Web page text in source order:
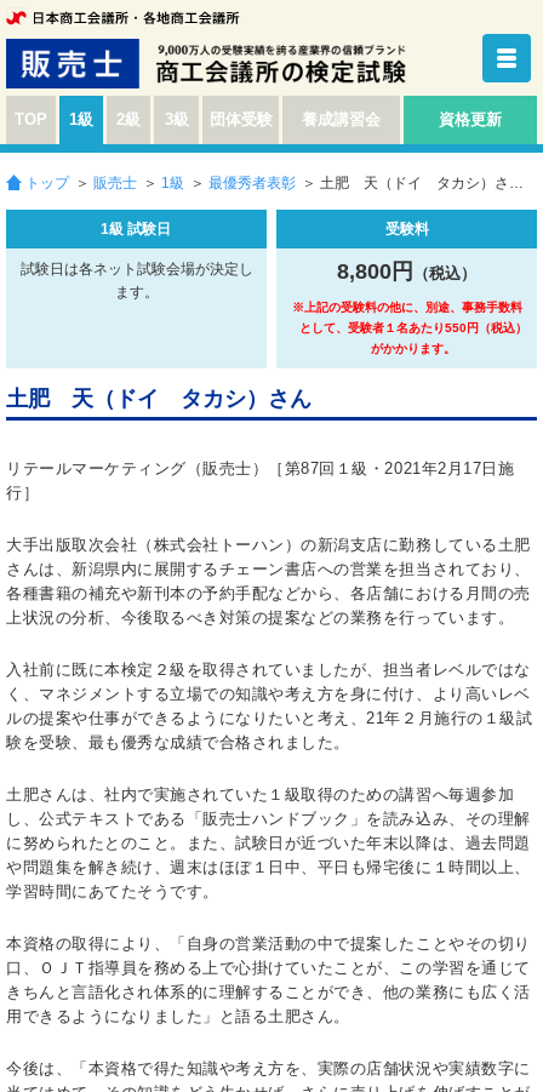
TOP 1級 2級 3級 団体受験 養成講習会 資格更新
トップ ＞ 販売士 ＞ 1級 ＞ 最優秀者表彰 ＞ 土肥 天（ドイ タカシ）さん
1級 試験日
試験日は各ネット試験会場が決定し
ます。
受験料
8,800円 （税込）
※上記の受験料の他に、別途、事務手数料
として、受験者１名あたり550円（税込）
がかかります。
土肥 天（ドイ タカシ）さん
リテールマーケティング（販売士）［第87回１級・2021年2月17日施
行］
大手出版取次会社（株式会社トーハン）の新潟支店に勤務している土肥
さんは、新潟県内に展開するチェーン書店への営業を担当されており、
各種書籍の補充や新刊本の予約手配などから、各店舗における月間の売
上状況の分析、今後取るべき対策の提案などの業務を行っています。
入社前に既に本検定２級を取得されていましたが、担当者レベルではな
く、マネジメントする立場での知識や考え方を身に付け、より高いレベ
ルの提案や仕事ができるようになりたいと考え、21年２月施行の１級試
験を受験、最も優秀な成績で合格されました。
土肥さんは、社内で実施されていた１級取得のための講習へ毎週参加
し、公式テキストである「販売士ハンドブック」を読み込み、その理解
に努められたとのこと。また、試験日が近づいた年末以降は、過去問題
や問題集を解き続け、週末はほぼ１日中、平日も帰宅後に１時間以上、
学習時間にあてたそうです。
本資格の取得により、「自身の営業活動の中で提案したことやその切り
口、ＯＪＴ指導員を務める上で心掛けていたことが、この学習を通じて
きちんと言語化され体系的に理解することができ、他の業務にも広く活
用できるようになりました」と語る土肥さん。
今後は、「本資格で得た知識や考え方を、実際の店舗状況や実績数字に